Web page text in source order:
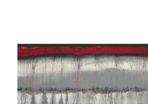
Cratere
Cromo
Cubik